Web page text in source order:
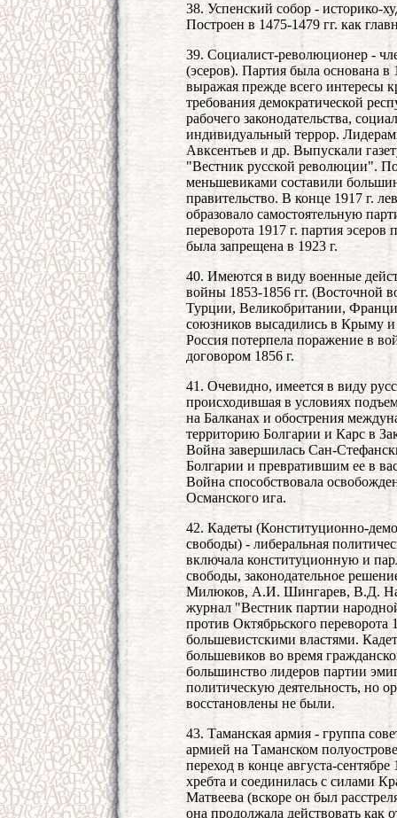
38. Успенский собор - историко-
Построен в 1475-1479 гг. как
39. Социалист-революционер -
(эсеров). Партия была основана в
выражая прежде всего интересы
требования демократической
рабочего законодательства,
индивидуальный террор.
Авксентьев и др. Выпускали
"Вестник русской революции".
меньшевиками составили
правительство. В конце 1917 г.
образовало самостоятельную
переворота 1917 г. партия
была запрещена в 1923 г.
40. Имеются в виду военные
войны 1853-1856 гг. (Восточной
Турции, Великобритании,
союзников высадились в Крыму и
Россия потерпела поражение в
договором 1856 г.
41. Очевидно, имеется в виду
происходившая в условиях
на Балканах и обострения
территорию Болгарии и Карс в
Война завершилась Сан-
Болгарии и превратившим ее в
Война способствовала
Османского ига.
42. Кадеты (Конституционно-
свободы) - либеральная
включала конституционную и
свободы, законодательное
Милюков, А.И. Шингарев, В.Д.
журнал "Вестник партии
против Октябрьского переворота
большевистскими властями.
большевиков во время
большинство лидеров партии
политическую деятельность, но
восстановлены не были.
43. Таманская армия - группа
армией на Таманском
переход в конце августа-
хребта и соединилась с силами
Матвеева (вскоре он был
она продолжала действовать как